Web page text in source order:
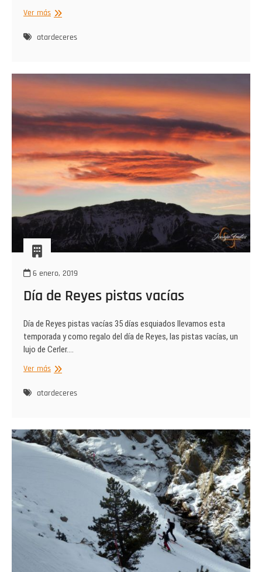
Ver másAtardecer
en
atardeceres
6 enero, 2019
Día de Reyes pistas vacías
Día de Reyes pistas vacías 35 días esquiados llevamos esta
temporada y como regalo del día de Reyes, las pistas vacías, un
lujo de Cerler.…
Ver másDía
Reyes
atardeceres